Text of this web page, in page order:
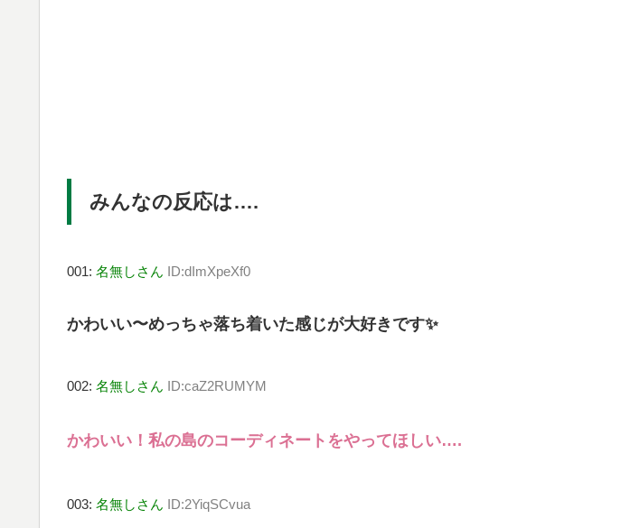
みんなの反応は….
001: 名無しさん ID:dImXpeXf0
かわいい〜めっちゃ落ち着いた感じが大好きです✨
002: 名無しさん ID:caZ2RUMYM
かわいい！私の島のコーディネートをやってほしい….
003: 名無しさん ID:2YiqSCvua